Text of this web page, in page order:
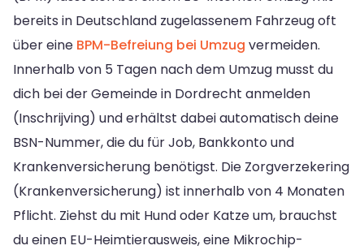
bereits in Deutschland zugelassenem Fahrzeug oft
über eine BPM-Befreiung bei Umzug vermeiden.
Innerhalb von 5 Tagen nach dem Umzug musst du
dich bei der Gemeinde in Dordrecht anmelden
(Inschrijving) und erhältst dabei automatisch deine
BSN-Nummer, die du für Job, Bankkonto und
Krankenversicherung benötigst. Die Zorgverzekering
(Krankenversicherung) ist innerhalb von 4 Monaten
Pflicht. Ziehst du mit Hund oder Katze um, brauchst
du einen EU-Heimtierausweis, eine Mikrochip-